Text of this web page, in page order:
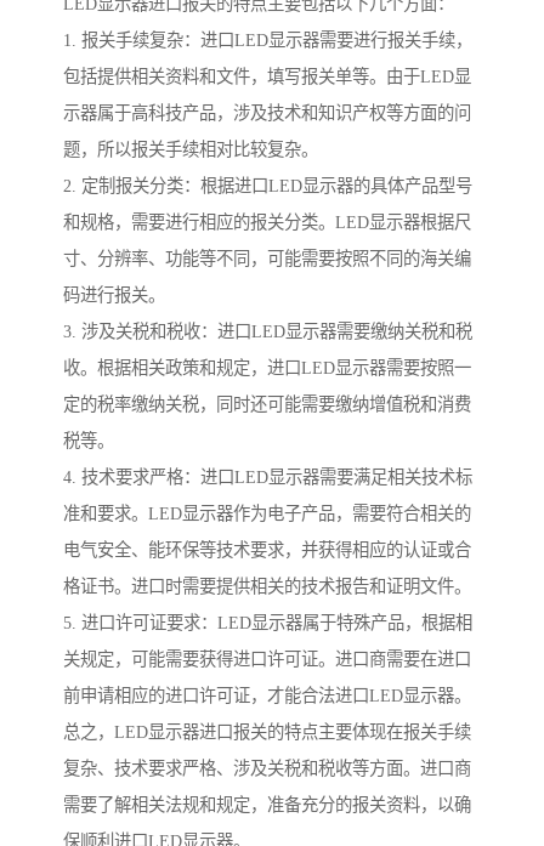
1. 报关手续复杂：进口LED显示器需要进行报关手续，
包括提供相关资料和文件，填写报关单等。由于LED显
示器属于高科技产品，涉及技术和知识产权等方面的问
题，所以报关手续相对比较复杂。
2. 定制报关分类：根据进口LED显示器的具体产品型号
和规格，需要进行相应的报关分类。LED显示器根据尺
寸、分辨率、功能等不同，可能需要按照不同的海关编
码进行报关。
3. 涉及关税和税收：进口LED显示器需要缴纳关税和税
收。根据相关政策和规定，进口LED显示器需要按照一
定的税率缴纳关税，同时还可能需要缴纳增值税和消费
税等。
4. 技术要求严格：进口LED显示器需要满足相关技术标
准和要求。LED显示器作为电子产品，需要符合相关的
电气安全、能环保等技术要求，并获得相应的认证或合
格证书。进口时需要提供相关的技术报告和证明文件。
5. 进口许可证要求：LED显示器属于特殊产品，根据相
关规定，可能需要获得进口许可证。进口商需要在进口
前申请相应的进口许可证，才能合法进口LED显示器。
总之，LED显示器进口报关的特点主要体现在报关手续
复杂、技术要求严格、涉及关税和税收等方面。进口商
需要了解相关法规和规定，准备充分的报关资料，以确
保顺利进口LED显示器。